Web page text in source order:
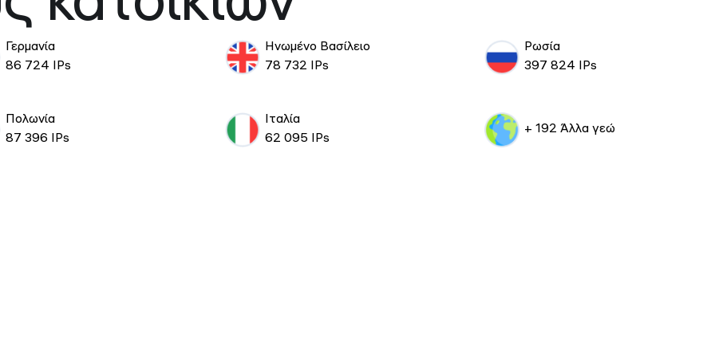
Γερμανία
86 724 IPs
Ηνωμένο Βασίλειο
78 732 IPs
Ρωσία
397 824 IPs
Πολωνία
87 396 IPs
Ιταλία
62 095 IPs
+ 192 Άλλα γεώ